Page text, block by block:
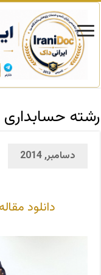
رشته حسابداری
دسامبر, 2014
دانلود